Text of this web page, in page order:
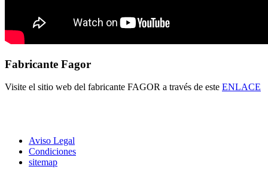
Fabricante Fagor
Visite el sitio web del fabricante FAGOR a través de este ENLACE
Aviso Legal
Condiciones
sitemap